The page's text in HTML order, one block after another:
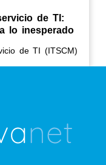
de TI:
lo inesperado
de TI (ITSCM)